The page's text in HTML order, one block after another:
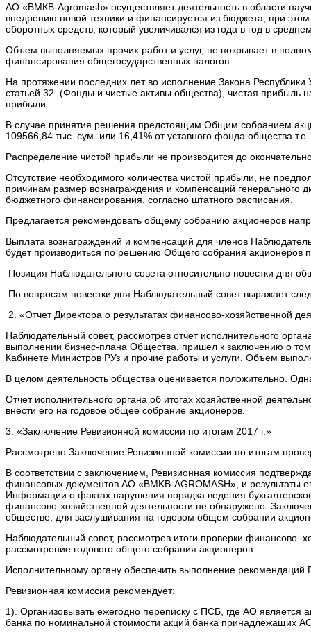
АО «BMКB-Аgromash» осуществляет деятельность в области
внедрению новой техники и финансируется из бюджета, при
оборотных средств, который увеличивался из года в год в
Объем выполняемых прочих работ и услуг, не покрывает в
финансирования общегосударственных налогов.
На протяжении последних лет во исполнение Закона
статьей 32. (Фонды и чистые активы общества), чистая прибыль
прибыли.
В случае принятия решения предстоящим Общим собранием
109566,84 тыс. сум. или 16,41% от уставного фонда общества
Распределение чистой прибыли не производится до
Отсутствие необходимого количества чистой прибыли, не
причинам размер вознаграждения и компенсаций генерального
бюджетного финансирования, согласно штатного расписания.
Предлагается рекомендовать общему собранию акционеров
Выплата вознаграждений и компенсаций для членов
будет производиться по решению Общего собрания акционеров
Позиция Наблюдательного совета относительно повестки дня
По вопросам повестки дня Наблюдательный совет выражает
2. «Отчет Директора о результатах финансово-хозяйственной
Наблюдательный совет, рассмотрев отчет исполнительного
выполнении бизнес-плана Общества, пришел к заключению о
Кабинете Министров РУз и прочие работы и услуги. Объем
В целом деятельность общества оценивается положительно.
Отчет исполнительного органа об итогах хозяйственной
внести его на годовое общее собрание акционеров.
3. «Заключение Ревизионной комиссии по итогам 2017 г.»
Рассмотрено Заключение Ревизионной комиссии по итогам
В соответствии с заключением, Ревизионная комиссия
финансовых документов АО «BMKB-AGROMASH», и результаты
Информации о фактах нарушения порядка ведения
финансово-хозяйственной деятельности не обнаружено.
обществе, для заслушивания на годовом общем собрании
Наблюдательный совет, рассмотрев итоги проверки
рассмотрение годового общего собрания акционеров.
Исполнительному органу обеспечить выполнение рекомендаций
Ревизионная комиссия рекомендует:
1). Организовывать ежегодно переписку с ПСБ, где АО является
банка по номинальной стоимости акций банка принадлежащих